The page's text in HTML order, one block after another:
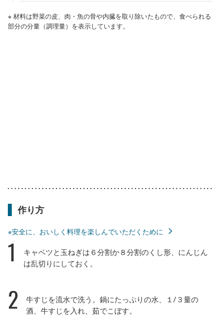
※ 材料は野菜の皮、肉・魚の骨や内臓を取り除いたもので、食べられる
部分の分量（調理量）を表示しています。
作り方
※安全に、おいしく料理を楽しんでいただくために
1
キャベツと玉ねぎは６分割か８分割のくし形、にんじん
は乱切りにしておく。
2
牛すじを流水で洗う。鍋にたっぷりの水、１/３量の
酒、牛すじを入れ、茹でこぼす。